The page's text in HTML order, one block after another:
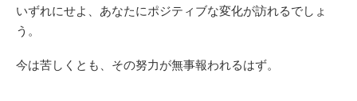
いずれにせよ、あなたにポジティブな変化が訪れるでしょ
う。
今は苦しくとも、その努力が無事報われるはず。